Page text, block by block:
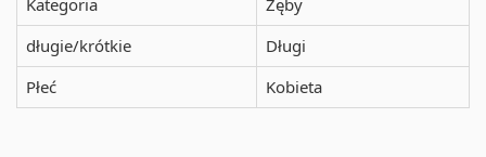
długie/krótkie
Długi
Płeć
Kobieta